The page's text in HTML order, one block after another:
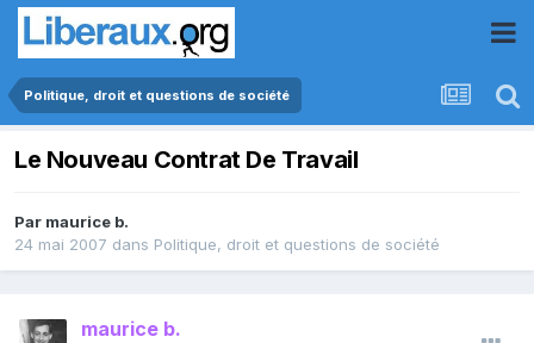
Politique, droit et questions de société
Le Nouveau Contrat De Travail
Par maurice b.
24 mai 2007 dans Politique, droit et questions de société
maurice b.